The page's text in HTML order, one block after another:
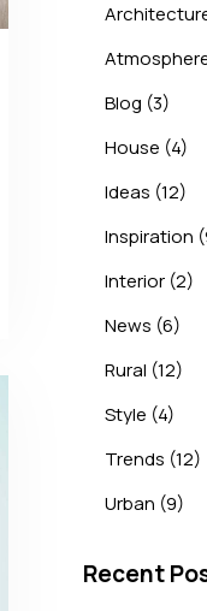
Blog (3)
House (4)
Ideas (12)
Inspiration
Interior(2)
News (6)
Rural (12)
Style (4)
Trends (12)
Urban (9)
Recent